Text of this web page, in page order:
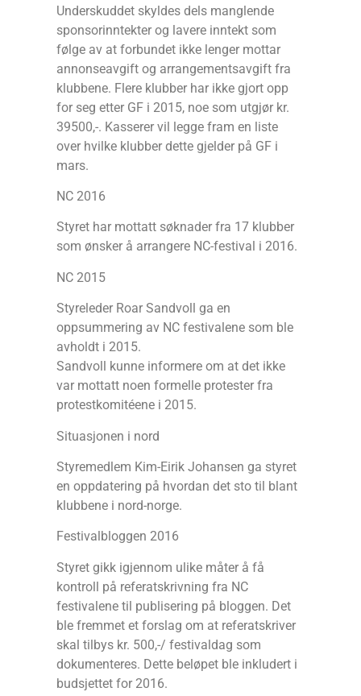
Underskuddet skyldes dels manglende
sponsorinntekter og lavere inntekt som
følge av at forbundet ikke lenger mottar
annonseavgift og arrangementsavgift fra
klubbene. Flere klubber har ikke gjort opp
for seg etter GF i 2015, noe som utgjør kr.
39500,-. Kasserer vil legge fram en liste
over hvilke klubber dette gjelder på GF i
mars.
NC 2016
Styret har mottatt søknader fra 17 klubber
som ønsker å arrangere NC-festival i 2016.
NC 2015
Styreleder Roar Sandvoll ga en
oppsummering av NC festivalene som ble
avholdt i 2015.
Sandvoll kunne informere om at det ikke
var mottatt noen formelle protester fra
protestkomitéene i 2015.
Situasjonen i nord
Styremedlem Kim-Eirik Johansen ga styret
en oppdatering på hvordan det sto til blant
klubbene i nord-norge.
Festivalbloggen 2016
Styret gikk igjennom ulike måter å få
kontroll på referatskrivning fra NC
festivalene til publisering på bloggen. Det
ble fremmet et forslag om at referatskriver
skal tilbys kr. 500,-/ festivaldag som
dokumenteres. Dette beløpet ble inkludert i
budsjettet for 2016.